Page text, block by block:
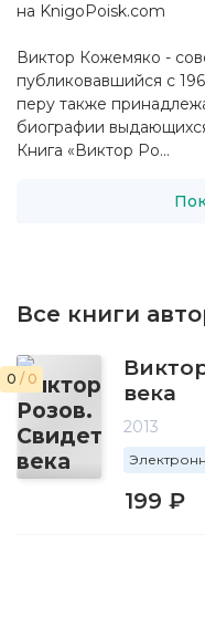
на KnigoPoisk.com
Виктор Кожемяко -
публиковавшийся с
перу также
биографии
Книга «Виктор Ро...
Все книги
0 / 0
века
2013
199 ₽